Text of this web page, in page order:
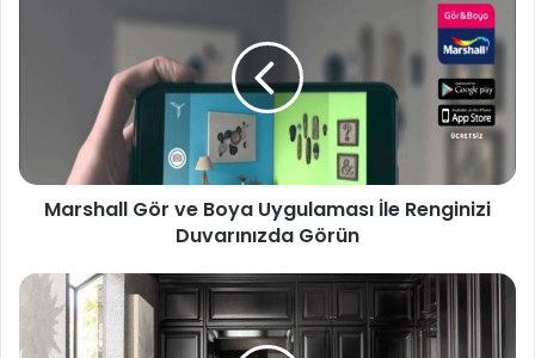
Marshall Gör ve Boya Uygulaması İle Renginizi
Duvarınızda Görün